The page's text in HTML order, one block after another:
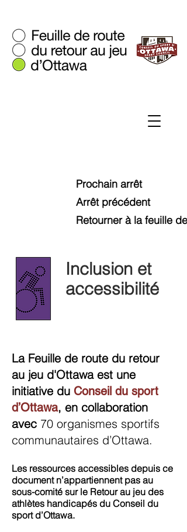
Inclusion et
accessibilité
Prochain arrêt
Arrêt précédent
Retourner à la feuille de
La Feuille de route du retour
au jeu d'Ottawa est une
initiative du Conseil du sport
d’Ottawa, en collaboration
avec 70 organismes sportifs
communautaires d’Ottawa.
Les ressources accessibles depuis ce
document n’appartiennent pas au
sous-comité sur le Retour au jeu des
athlètes handicapés du Conseil du
sport d’Ottawa.